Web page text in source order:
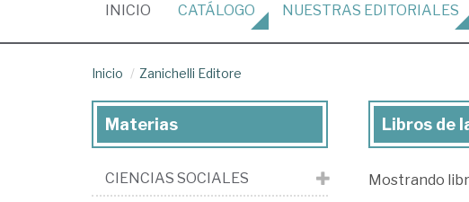
INICIO (CURRENT)
CATÁLOGO NUESTRAS EDITORIALES
Inicio Zanichelli Editore
Libros
la
Libros de
Mostrando
Materias
CIENCIAS SOCIALES